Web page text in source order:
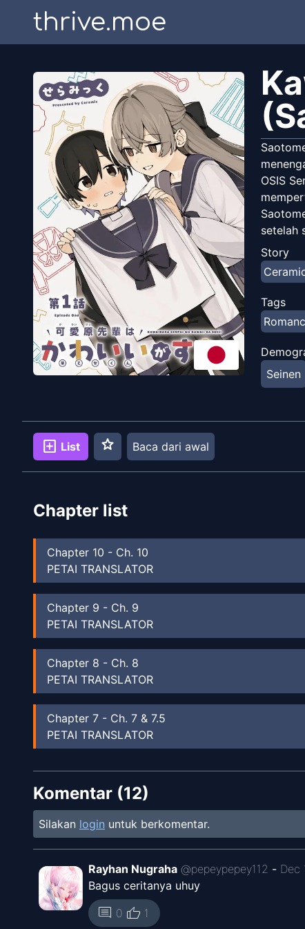
thrive.moe
OSIS
setelah
Story
Tags
Seinen
add_box List star Baca dari awal
Chapter list
Chapter 10 - Ch. 10
PETAI TRANSLATOR
Chapter 9 - Ch. 9
PETAI TRANSLATOR
Chapter 8 - Ch. 8
PETAI TRANSLATOR
Chapter 7 - Ch. 7 & 7.5
PETAI TRANSLATOR
Chapter6-Ch. 6
PETAI TRANSLATOR
Chapter5
SNTX
Chapter4
SNTX
Komentar (12)
Silakan login untuk berkomentar.
Rayhan Nugraha @pepeypepey112 - Dec
Bagus ceritanya uhuy
comment 0 thumb_up 1